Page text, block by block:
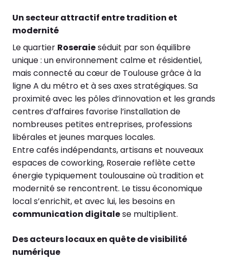
Un secteur attractif entre tradition et
modernité
Le quartier Roseraieséduit par son équilibre
unique : un environnement calme et résidentiel,
mais connecté au cœur de Toulouse grâce à la
ligne A du métro et à ses axes stratégiques. Sa
proximité avec les pôles d’innovation et les grands
centres d’affaires favorise l’installation de
nombreuses petites entreprises, professions
libérales et jeunes marques locales.
Entre cafés indépendants, artisans et nouveaux
espaces de coworking, Roseraie reflète cette
énergie typiquement toulousaine où tradition et
modernité se rencontrent. Le tissu économique
local s’enrichit, et avec lui, les besoins en
communication digitalese multiplient.
Des acteurs locaux en quête de visibilité
numérique